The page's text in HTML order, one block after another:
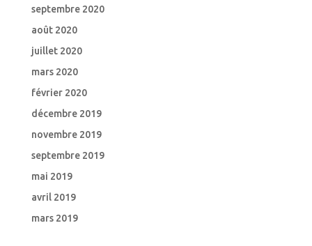
septembre 2020
août 2020
juillet 2020
mars 2020
février 2020
décembre 2019
novembre 2019
septembre 2019
mai 2019
avril 2019
mars 2019